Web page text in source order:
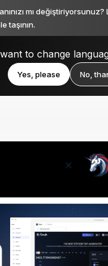
mı
taşının.
to change
Yes, please No,
Stax
Her açıdan birinci sınıf